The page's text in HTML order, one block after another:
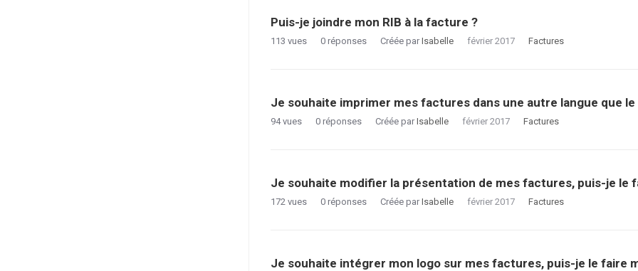
Puis-je joindre mon RIB à la facture ?
113 vues 0 réponses Créée par Isabelle février 2017 Factures
Je souhaite imprimer mes factures dans une autre langue que le
94vues 0 réponses Créée par Isabelle février 2017 Factures
Je souhaite modifier la présentation de mes factures, puis-je le
172 vues 0 réponses Créée par Isabelle février 2017 Factures
Je souhaite intégrer mon logo sur mes factures, puis-je le faire